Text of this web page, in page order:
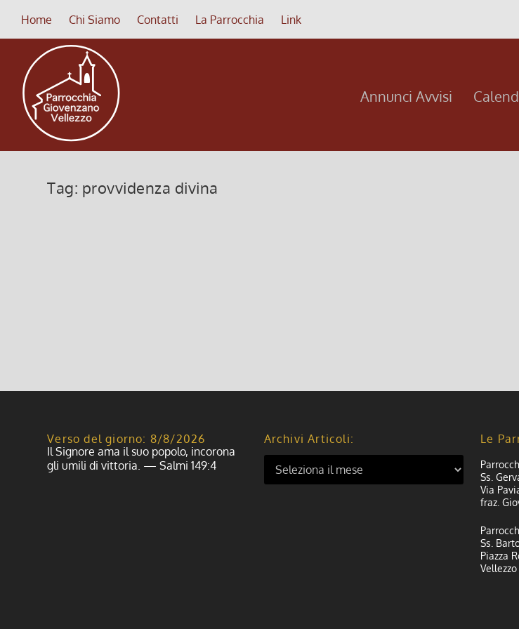
Home Chi Siamo Contatti La Parrocchia Link
Annunci Avvisi
Tag: provvidenza divina
Verso del giorno: 8/8/2026
Il Signore ama il suo popolo, incorona
gli umili di vittoria. — Salmi 149:4
Archivi Articoli: Le
Ss.
Via
fraz.
Ss.
Piazza